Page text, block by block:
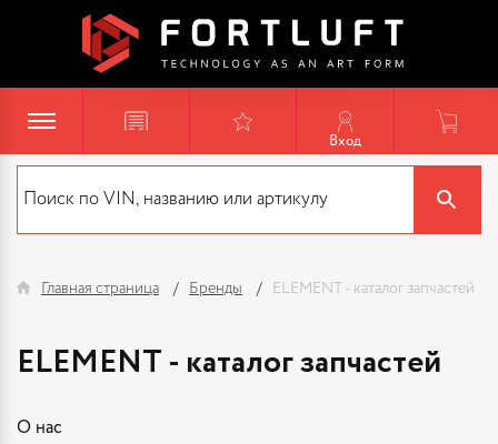
Вход
Главная страница Бренды ELEMENT - каталог запчастей
ELEMENT - каталог запчастей
О нас